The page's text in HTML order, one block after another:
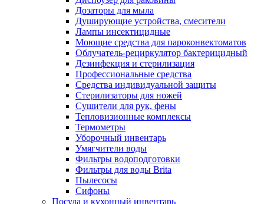
Дозаторы для мыла
Душирующие устройства, смесители
Лампы инсектицидные
Моющие средства для пароконвектоматов
Облучатель-рециркулятор бактерицидный
Дезинфекция и стерилизация
Профессиональные средства
Средства индивидуальной защиты
Стерилизаторы для ножей
Сушители для рук, фены
Тепловизионные комплексы
Термометры
Уборочный инвентарь
Умягчители воды
Фильтры водоподготовки
Фильтры для воды Brita
Пылесосы
Сифоны
Посуда и кухонный инвентарь